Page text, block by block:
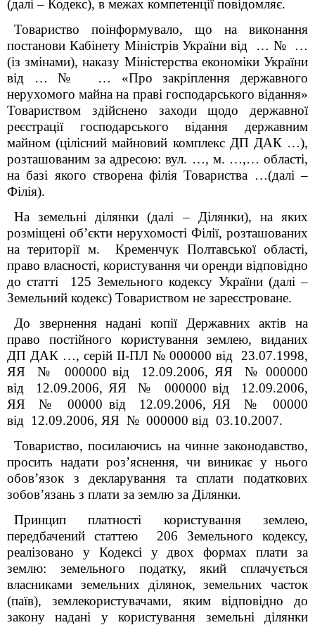
(далі – Кодекс), в межах компетенції повідомляє.
Товариство поінформувало, що на виконання
постанови Кабінету Міністрів України від … № …
(із змінами), наказу Міністерства економіки України
від … № … «Про закріплення державного
нерухомого майна на праві господарського відання»
Товариством здійснено заходи щодо державної
реєстрації господарського відання державним
майном (цілісний майновий комплекс ДП ДАК …),
розташованим за адресою: вул. …, м. …,… області,
на базі якого створена філія Товариства …(далі –
Філія).
На земельні ділянки (далі – Ділянки), на яких
розміщені об’єкти нерухомості Філії, розташованих
на території м. Кременчук Полтавської області,
право власності, користування чи оренди відповідно
до статті 125 Земельного кодексу України (далі –
Земельний кодекс) Товариством не зареєстроване.
До звернення надані копії Державних актів на
право постійного користування землею, виданих
ДП ДАК …, серій ІІ-ПЛ № 000000 від 23.07.1998,
ЯЯ № 000000 від 12.09.2006, ЯЯ № 000000
від 12.09.2006, ЯЯ № 000000 від 12.09.2006,
ЯЯ № 00000 від 12.09.2006, ЯЯ № 00000
від 12.09.2006, ЯЯ № 000000 від 03.10.2007.
Товариство, посилаючись на чинне законодавство,
просить надати роз’яснення, чи виникає у нього
обов’язок з декларування та сплати податкових
зобов’язань з плати за землю за Ділянки.
Принцип платності користування землею,
передбачений статтею 206 Земельного кодексу,
реалізовано у Кодексі у двох формах плати за
землю: земельного податку, який сплачується
власниками земельних ділянок, земельних часток
(паїв), землекористувачами, яким відповідно до
закону надані у користування земельні ділянки